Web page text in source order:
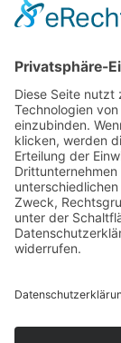
tätig!
WIR
BERATUNG
UNSERES